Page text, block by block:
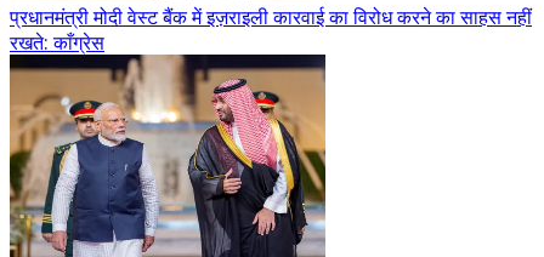
प्रधानमंत्री मोदी वेस्ट बैंक में इज़राइली कारवाई का विरोध करने का साहस नहीं
रखते: काँग्रेस